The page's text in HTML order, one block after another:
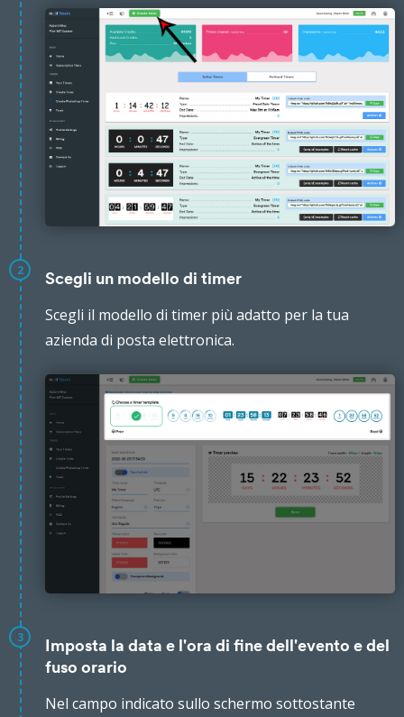
2
Scegli un modello di timer
Scegli il modello di timer più adatto per la tua
azienda di posta elettronica.
3
Imposta la data e l'ora di fine dell'evento e del
fuso orario
Nel campo indicato sullo schermo sottostante